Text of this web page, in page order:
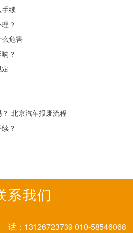
手续
？
危害
？
-北京汽车报废流程
？
系我们
13126723739 010-58546068